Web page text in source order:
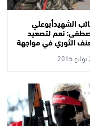
الشهيدأبوعلي
نعم لتصعيد
الثوري في مواجهة
الإرهاب الصهيوني